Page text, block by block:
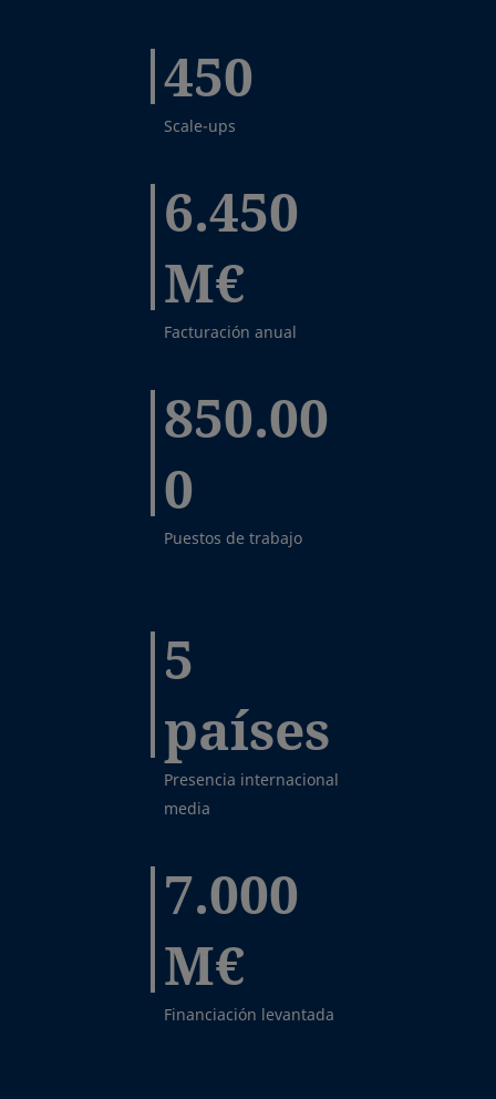
450
Scale-ups
6.450
M€
Facturación anual
850.00
0
Puestos de trabajo
5
países
Presencia internacional
media
7.000
M€
Financiación levantada